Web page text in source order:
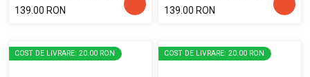
139.00 RON
139.00 RON
COST DE LIVRARE: 20.00 RON COST DE LIVRARE: 20.00 RON